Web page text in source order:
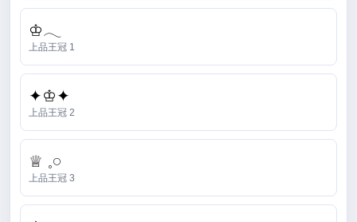
♔𓂃
上品王冠 1
✦♔✦
上品王冠 2
♕ 𓈒𓏸
上品王冠 3